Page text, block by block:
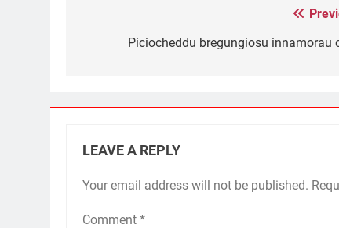
navigationPiciocheddu bregungiosu innamorau
LEAVE A REPLY
Your email address will not be published.
Comment *